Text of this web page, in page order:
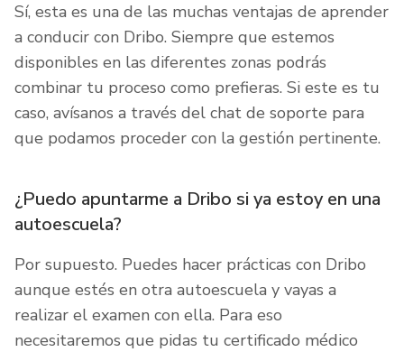
Sí, esta es una de las muchas ventajas de aprender
a conducir con Dribo. Siempre que estemos
disponibles en las diferentes zonas podrás
combinar tu proceso como prefieras. Si este es tu
caso, avísanos a través del chat de soporte para
que podamos proceder con la gestión pertinente.
¿Puedo apuntarme a Dribo si ya estoy en una
autoescuela?
Por supuesto. Puedes hacer prácticas con Dribo
aunque estés en otra autoescuela y vayas a
realizar el examen con ella. Para eso
necesitaremos que pidas tu certificado médico